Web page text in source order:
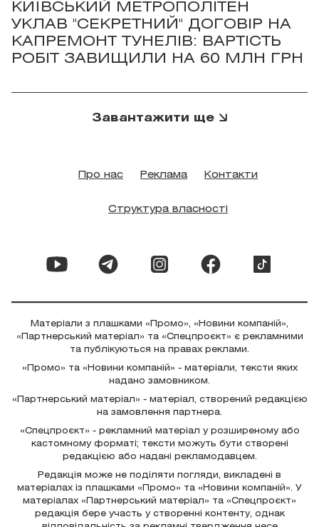
КИЇВСЬКИЙ МЕТРОПОЛІТЕН
УКЛАВ "СЕКРЕТНИЙ" ДОГОВІР НА
КАПРЕМОНТ ТУНЕЛІВ: ВАРТІСТЬ
РОБІТ ЗАВИЩИЛИ НА 60 МЛН ГРН
Завантажити ще
Про нас Реклама Контакти
Структура власності
Матеріали з плашками «Промо», «Новини компаній»,
«Партнерський матеріал» та «Спецпроєкт» є рекламними
та публікуються на правах реклами.
«Промо» та «Новини компаній» - матеріали, тексти яких
надано замовником.
«Партнерський матеріал» - матеріал, створений редакцією
на замовлення партнера.
«Спецпроєкт» - рекламний матеріал у розширеному або
кастомному форматі; тексти можуть бути створені
редакцією або надані рекламодавцем.
Редакція може не поділяти погляди, викладені в
матеріалах із плашками «Промо» та «Новини компаній». У
матеріалах «Партнерський матеріал» та «Спецпроєкт»
редакція бере участь у створенні контенту, однак